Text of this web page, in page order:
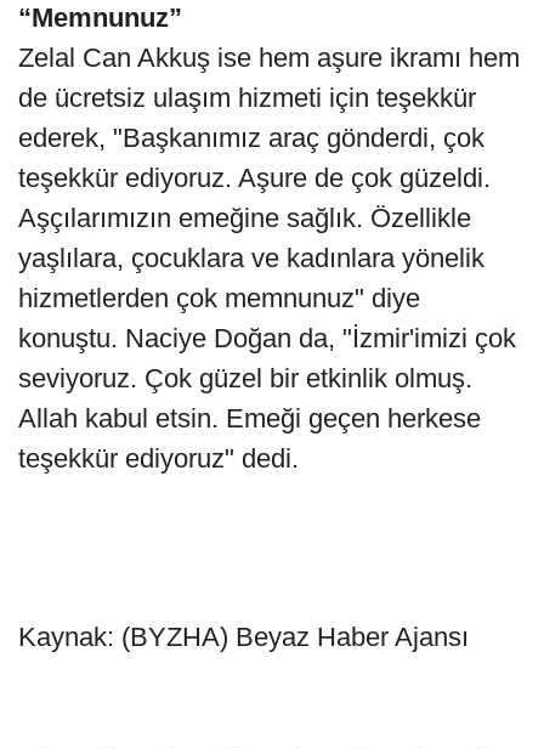
“Memnunuz”
Zelal Can Akkuş ise hem aşure ikramı hem
de ücretsiz ulaşım hizmeti için teşekkür
ederek, "Başkanımız araç gönderdi, çok
teşekkür ediyoruz. Aşure de çok güzeldi.
Aşçılarımızın emeğine sağlık. Özellikle
yaşlılara, çocuklara ve kadınlara yönelik
hizmetlerden çok memnunuz" diye
konuştu. Naciye Doğan da, "İzmir'imizi çok
seviyoruz. Çok güzel bir etkinlik olmuş.
Allah kabul etsin. Emeği geçen herkese
teşekkür ediyoruz" dedi.
Kaynak: (BYZHA) Beyaz Haber Ajansı